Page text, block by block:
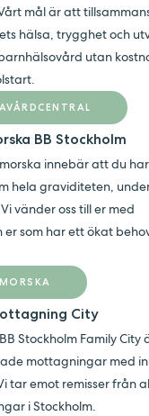
mål är att
hälsa, trygghet och
utan
BB Stockholm
innebär att du
hela graviditeten,
vänder oss till er med
er som har ett ökat
City
Stockholm Family City
mottagningar med
tar emot remisser från
i Stockholm.